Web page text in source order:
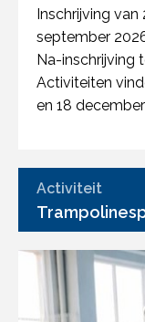
Inschrijving
september
Na-inschrijving
Activiteiten
en 18
Activiteit